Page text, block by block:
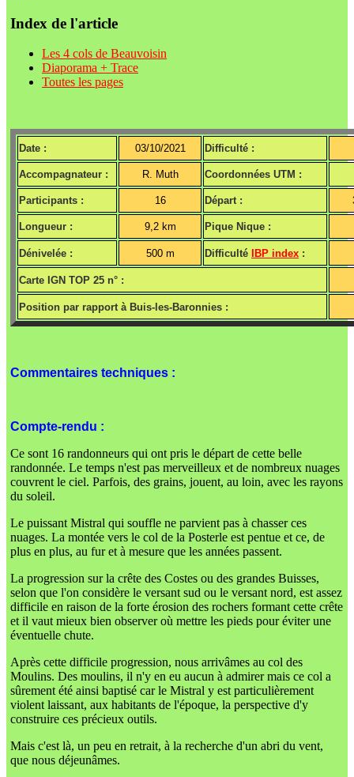
Index de l'article
Les 4 cols de Beauvoisin
Diaporama + Trace
Toutes les pages
Date : 03/10/2021 Difficulté :
Accompagnateur : R. Muth Coordonnées UTM :
Participants : 16 Départ :
Longueur : 9,2 km Pique Nique :
Dénivelée : 500 m Difficulté IBP index :
Carte IGN TOP 25 n° :
Position par rapport à Buis-les-Baronnies :
Commentaires techniques :
Compte-rendu :
Ce sont 16 randonneurs qui ont pris le départ de cette belle
randonnée. Le temps n'est pas merveilleux et de nombreux nuages
couvrent le ciel. Parfois, des grains, jouent, au loin, avec les rayons
du soleil.
Le puissant Mistral qui souffle ne parvient pas à chasser ces
nuages. La montée vers le col de la Posterle est pentue et ce, de
plus en plus, au fur et à mesure que les années passent.
La progression sur la crête des Costes ou des grandes Buisses,
selon que l'on considère le versant sud ou le versant nord, est assez
difficile en raison de la forte érosion des rochers formant cette crête
et il vaut mieux bien observer où mettre les pieds pour éviter une
éventuelle chute.
Après cette difficile progression, nous arrivâmes au col des
Moulins. Des moulins, il n'y en eu aucun à admirer mais ce col a
sûrement été ainsi baptisé car le Mistral y est particulièrement
violent laissant, aux habitants de l'époque, la perspective d'y
construire ces précieux outils.
Mais c'est là, un peu en retrait, à la recherche d'un abri du vent,
que nous déjeunâmes.